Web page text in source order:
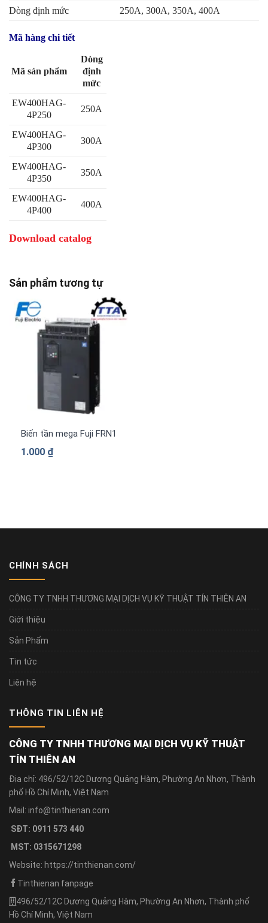
Dòng định mức 250A, 300A, 350A, 400A
Mã hàng chi tiết
Mã sản phẩm
Dòng
định
mức
EW400HAG-
4P250
250A
EW400HAG-
4P300
300A
EW400HAG-
4P350
350A
EW400HAG-
4P400
400A
Download catalog
Sản phẩm tương tự
Biến tần mega Fuji FRN1480G2S-4G 3 pha 380 V
1.000 ₫
CHÍNH SÁCH
CÔNG TY TNHH THƯƠNG MẠI DỊCH VỤ KỸ THUẬT TÍN THIÊN AN
Giới thiệu
Sản Phẩm
Tin tức
Liên hệ
THÔNG TIN LIÊN HỆ
CÔNG TY TNHH THƯƠNG MẠI DỊCH VỤ KỸ THUẬT
TÍN THIÊN AN
Địa chỉ: 496/52/12C Dương Quảng Hàm, Phường An Nhơn, Thành
phố Hồ Chí Minh, Việt Nam
Mail: info@tinthienan.com
SĐT: 0911 573 440
MST: 0315671298
Website: https://tinthienan.com/
Tinthienan fanpage
496/52/12C Dương Quảng Hàm, Phường An Nhơn, Thành phố
Hồ Chí Minh, Việt Nam